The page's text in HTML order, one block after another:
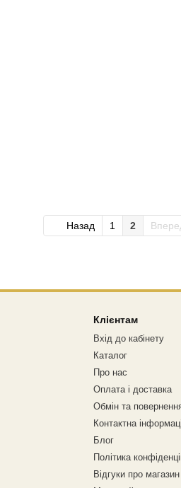
Назад 1 2
Клієнтам
Вхід до кабінету
Каталог
Про нас
Оплата і доставка
Обмін та
Контактна
Блог
Політика
Відгуки про магазин